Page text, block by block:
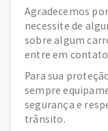
Agradecemos
necessite de
sobre algum
entre em
Para sua
sempre
segurança e
trânsito.